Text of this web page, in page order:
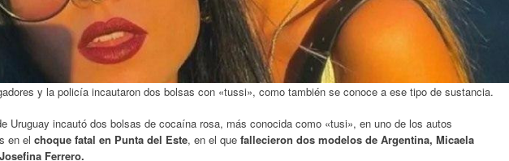
y la policía incautaron dos bolsas con «tussi», como también se conoce a ese tipo de sustancia.
Uruguay incautó dos bolsas de cocaína rosa, más conocida como «tusi», en uno de los autos
en el choque fatal en Punta del Este, en el que fallecieron dos modelos de Argentina, Micaela
Ferrero.